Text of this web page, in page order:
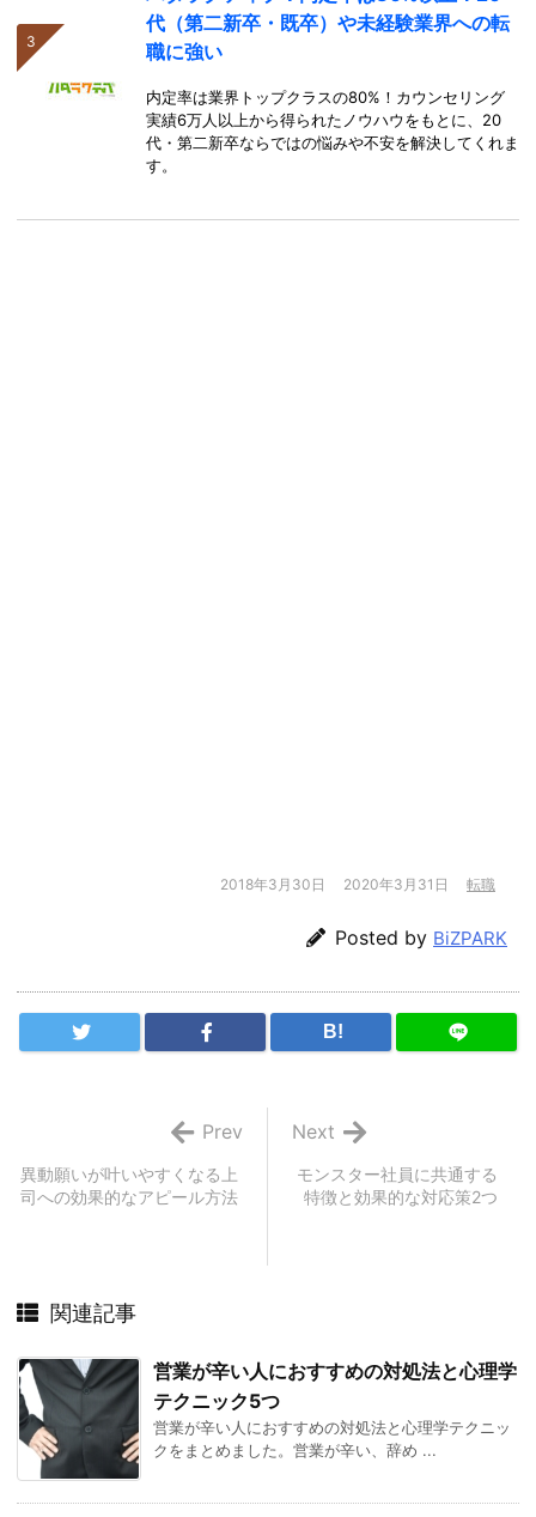
代（第二新卒・既卒）や未経験業界への転
職に強い
内定率は業界トップクラスの80%！カウンセリング
実績6万人以上から得られたノウハウをもとに、20
代・第二新卒ならではの悩みや不安を解決してくれま
す。
2018年3月30日 2020年3月31日 転職
Posted by BiZPARK
B!
モンスター社員に共通する
特徴と効果的な対応策2つ
Next
異動願いが叶いやすくなる上
司への効果的なアピール方法
Prev
関連記事
営業が辛い人におすすめの対処法と心理学
テクニック5つ
営業が辛い人におすすめの対処法と心理学テクニッ
クをまとめました。営業が辛い、辞め ...